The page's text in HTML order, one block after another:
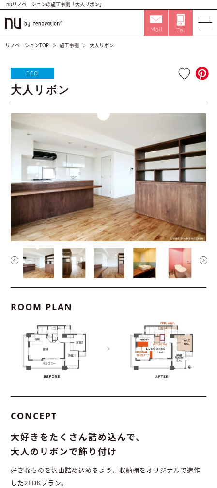
nuリノベーションの施工事例「大人リボン」
リノベーションTOP 施工事例 大人リボン
ECO
大人リボン
ROOM PLAN
CONCEPT
大好きをたくさん詰め込んで、
大人のリボンで飾り付け
好きなものを沢山詰め込めるよう、収納棚をオリジナルで造作
した2LDKプラン。